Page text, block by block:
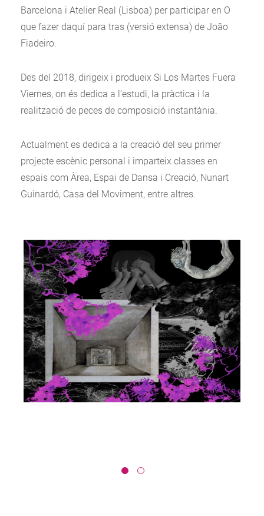
Barcelona i Atelier Real (Lisboa) per participar en O
que fazer daquí para tras (versió extensa) de Joâo
Fiadeiro.
Des del 2018, dirigeix i produeix Si Los Martes Fuera
Viernes, on és dedica a l’estudi, la pràctica i la
realització de peces de composició instantània.
Actualment es dedica a la creació del seu primer
projecte escènic personal i imparteix classes en
espais com Àrea, Espai de Dansa i Creació, Nunart
Guinardó, Casa del Moviment, entre altres.